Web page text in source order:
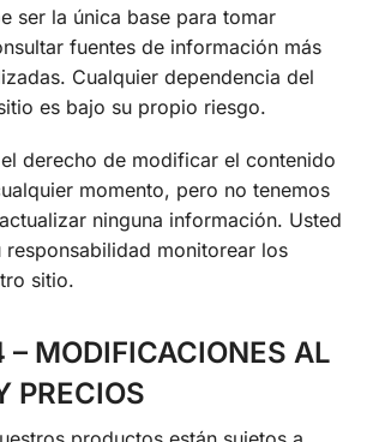
ser la única base para tomar
fuentes de información más
Cualquier dependencia del
es bajo su propio riesgo.
derecho de modificar el contenido
momento, pero no tenemos
ninguna información. Usted
responsabilidad monitorear los
sitio.
– MODIFICACIONES AL
PRECIOS